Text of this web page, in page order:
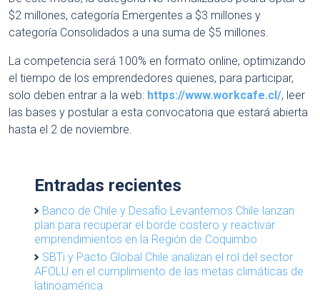
$2 millones, categoría Emergentes a $3 millones y
categoría Consolidados a una suma de $5 millones.
La competencia será 100% en formato online, optimizando
el tiempo de los emprendedores quienes, para participar,
solo deben entrar a la web: https://www.workcafe.cl/, leer
las bases y postular a esta convocatoria que estará abierta
hasta el 2 de noviembre.
Entradas recientes
Banco de Chile y Desafío Levantemos Chile lanzan
plan para recuperar el borde costero y reactivar
emprendimientos en la Región de Coquimbo
SBTi y Pacto Global Chile analizan el rol del sector
AFOLU en el cumplimiento de las metas climáticas de
latinoamérica